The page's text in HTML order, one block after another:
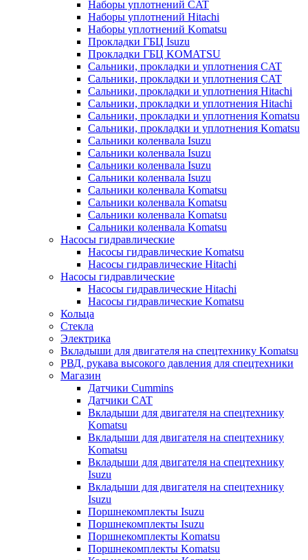
Наборы уплотнений CAT
Наборы уплотнений Hitachi
Наборы уплотнений Komatsu
Прокладки ГБЦ Isuzu
Прокладки ГБЦ KOMATSU
Сальники, прокладки и уплотнения CAT
Сальники, прокладки и уплотнения CAT
Сальники, прокладки и уплотнения Hitachi
Сальники, прокладки и уплотнения Hitachi
Сальники, прокладки и уплотнения Komatsu
Сальники, прокладки и уплотнения Komatsu
Сальники коленвала Isuzu
Сальники коленвала Isuzu
Сальники коленвала Isuzu
Сальники коленвала Isuzu
Сальники коленвала Komatsu
Сальники коленвала Komatsu
Сальники коленвала Komatsu
Сальники коленвала Komatsu
Насосы гидравлические
Насосы гидравлические Komatsu
Насосы гидравлические Hitachi
Насосы гидравлические
Насосы гидравлические Hitachi
Насосы гидравлические Komatsu
Кольца
Стекла
Электрика
Вкладыши для двигателя на спецтехнику Komatsu
РВД, рукава высокого давления для спецтехники
Магазин
Датчики Cummins
Датчики CAT
Вкладыши для двигателя на спецтехнику
Komatsu
Вкладыши для двигателя на спецтехнику
Komatsu
Вкладыши для двигателя на спецтехнику
Isuzu
Вкладыши для двигателя на спецтехнику
Isuzu
Поршнекомплекты Isuzu
Поршнекомплекты Isuzu
Поршнекомплекты Komatsu
Поршнекомплекты Komatsu